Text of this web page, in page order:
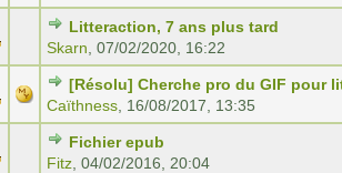
Litteraction, 7 ans plus tard
Skarn 07/02/2020, 16:22
[Résolu] Cherche pro du GIF pour
Caïthness 16/08/2017, 13:35
Fichier epub
Fitz 04/02/2016, 20:04